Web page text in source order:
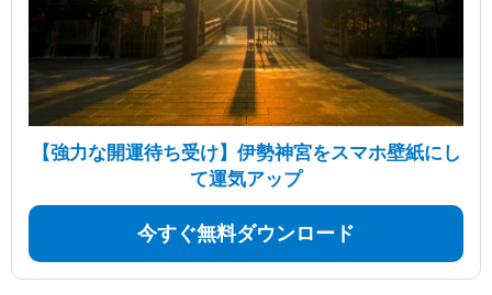
【強力な開運待ち受け】伊勢神宮をスマホ壁紙にし
て運気アップ
今すぐ無料ダウンロード